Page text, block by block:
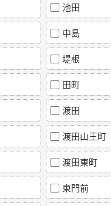
池田
中島
堤根
田町
渡田
渡田山王町
渡田東町
東門前